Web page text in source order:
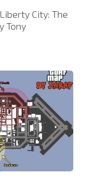
City: The
Tony